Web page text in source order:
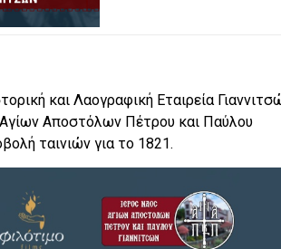
και Λαογραφική Εταιρεία
Αποστόλων Πέτρου και Παύλου
ταινιών για το 1821.